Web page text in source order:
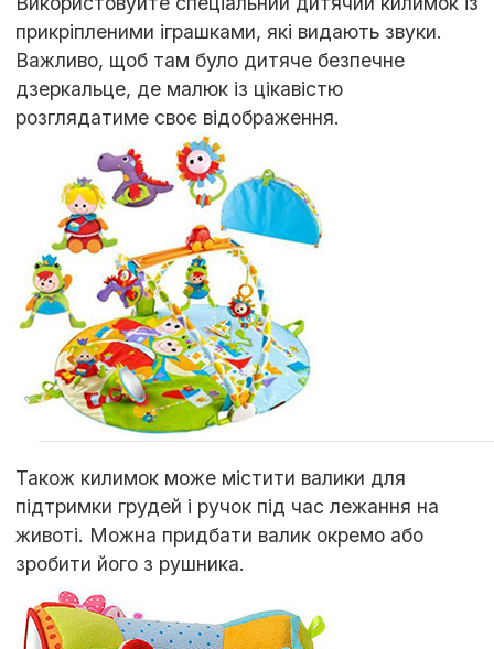
прикріпленими іграшками, які видають звуки.
Важливо, щоб там було дитяче безпечне
дзеркальце, де малюк із цікавістю
розглядатиме своє відображення.
Також килимок може містити валики для
підтримки грудей і ручок під час лежання на
животі. Можна придбати валик окремо або
зробити його з рушника.